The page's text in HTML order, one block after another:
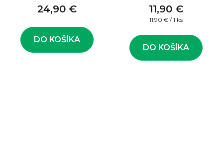
24,90 €
DO KOŠÍKA
11,90 €
Jednotková
11,90 € / 1 ks
DO KOŠÍKA